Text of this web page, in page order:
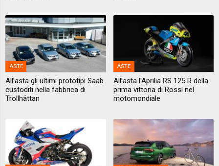
ASTE
All’asta gli ultimi prototipi Saab
custoditi nella fabbrica di
Trollhättan
ASTE
All’asta l'Aprilia RS 125 R della
prima vittoria di Rossi nel
motomondiale